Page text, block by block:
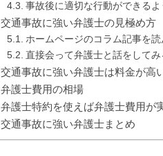
事故後に適切な行動ができる
交通事故に強い弁護士の見極め方
ホームページのコラム記事を読
直接会って弁護士と話をしてみ
交通事故に強い弁護士は料金が高
弁護士費用の相場
弁護士特約を使えば弁護士費用が
交通事故に強い弁護士まとめ